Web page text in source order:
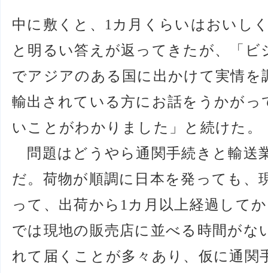
中に敷くと、1カ月くらいはおいし
と明るい答えが返ってきたが、「
でアジアのある国に出かけて実情を
輸出されている方にお話をうかがっ
いことがわかりました」と続けた。
問題はどうやら通関手続きと輸送
だ。荷物が順調に日本を発っても、
って、出荷から1カ月以上経過して
では現地の販売店に並べる時間がな
れて届くことが多々あり、仮に通関